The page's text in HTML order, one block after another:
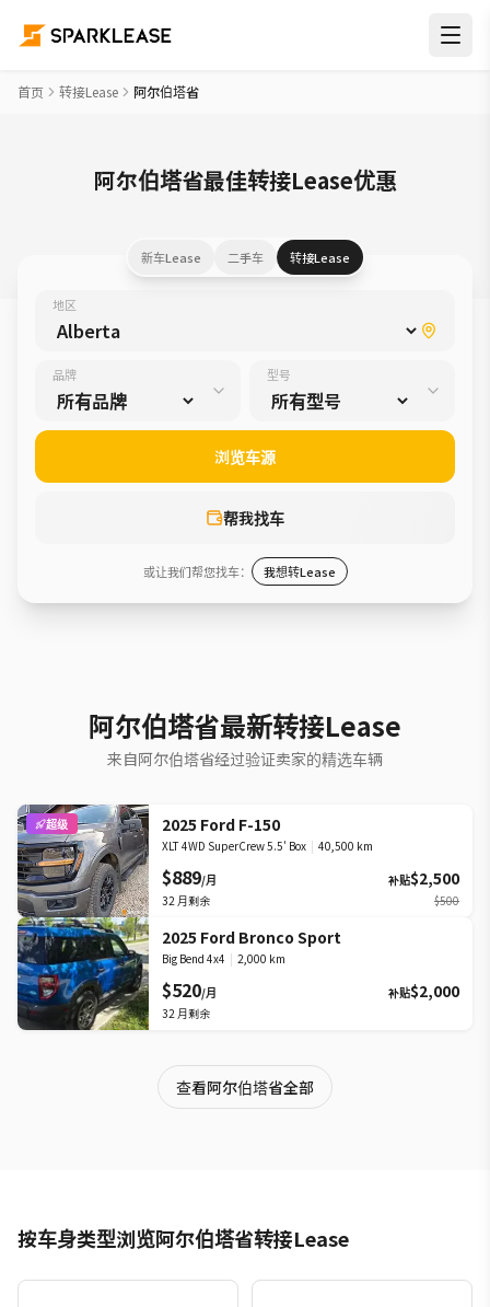
首页 转接Lease 阿尔伯塔省
阿尔伯塔省最佳转接Lease优惠
新车Lease 二手车 转接Lease
地区
品牌 型号
帮我找车
浏览车源
或让我们帮您找车： 我想转Lease
阿尔伯塔省最新转接Lease
来自阿尔伯塔省经过验证卖家的精选车辆
超级 2025 Ford F-150
XLT 4WD SuperCrew 5.5' Box | 40,500 km
$889/月 补贴$2,500
32 月剩余 $500
2025 Ford Bronco Sport
Big Bend 4x4 | 2,000 km
$520/月 补贴$2,000
32 月剩余
查看阿尔伯塔省全部
按车身类型浏览阿尔伯塔省转接Lease